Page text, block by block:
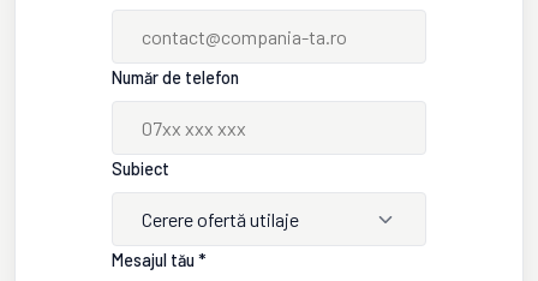
Număr de telefon
Subiect
Cerere ofertă utilaje
Mesajul tău *